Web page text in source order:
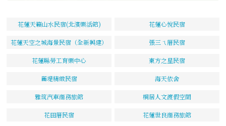
花蓮天籟山水民宿(北濱樂活館) 花蓮心悅民宿
花蓮天空之城海景民宿（全新興建） 張三ㄟ厝民宿
花蓮縣勞工育樂中心 東方之星民宿
麗堤精緻民宿 海天依舍
雅筑汽車商務旅館 桐居人文渡假空間
花田厝民宿 花蓮世良商務旅館